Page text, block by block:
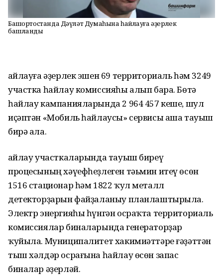
Башҡортостанда Дәүләт Думаһына һайлауға әҙерлек
башланды
Һайлауға әҙерлек эшен 69 территориаль һәм 3249
участка һайлау комиссияһы алып бара. Бөтә
һайлау кампанияларында 2 964 457 кеше, шул
иҫәптән «Мобиль һайлаусы» сервисы аша тауыш
бирә ала.
Һайлау участкаларында тауыш биреү
процесының хәүефһеҙлеген тәьмин итеү өсөн
1516 стационар һәм 1822 ҡул металл
детекторҙарын файҙаланыу планлаштырыла.
Электр энергияһы һүнгән осраҡта территориаль
комиссиялар биналарында генераторҙар
ҡуйыла. Муниципалитет хакимиәттәре ғәҙәттән
тыш хәлдәр осрағына һайлау өсөн запас
биналар әҙерләй.